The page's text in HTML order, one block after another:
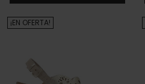
¡EN OFERTA!